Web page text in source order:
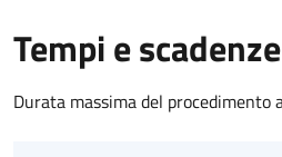
Tempi e scadenze
Durata massima del